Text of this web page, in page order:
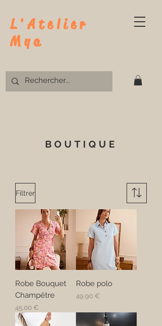
L'Atelier
Mya
BOUTIQUE
Filtrer
Robe Bouquet
Champêtre
Prix
45,00 €
Robe polo
Prix
49,90 €